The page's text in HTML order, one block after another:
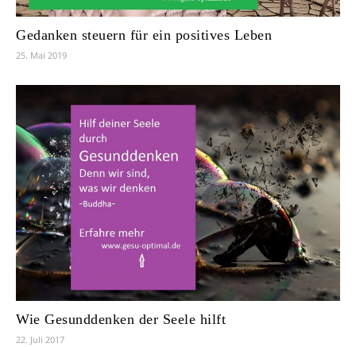
Gedanken steuern für ein positives Leben
25. Mai 2019
Wie Gesunddenken der Seele hilft
22. Juli 2017